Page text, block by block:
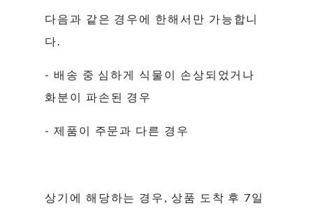
다음과 같은 경우에 한해서만 가능합니
다.
- 배송 중 심하게 식물이 손상되었거나
화분이 파손된 경우
- 제품이 주문과 다른 경우
상기에 해당하는 경우, 상품 도착 후 7일